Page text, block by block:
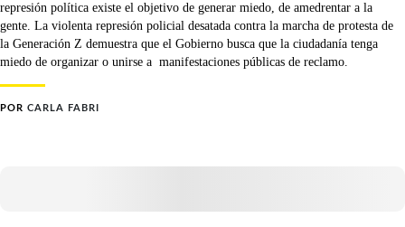
represión política existe el objetivo de generar miedo, de amedrentar a la
gente. La violenta represión policial desatada contra la marcha de protesta de
la Generación Z demuestra que el Gobierno busca que la ciudadanía tenga
miedo de organizar o unirse a manifestaciones públicas de reclamo.
POR CARLA FABRI